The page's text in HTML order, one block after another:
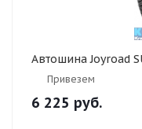
Автошина Joyroad
Привезем
6 225 руб.